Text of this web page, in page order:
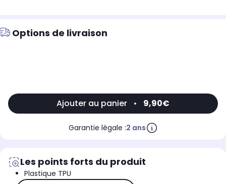
Options de livraison
Ajouter au panier • 9,90€
Garantie légale :2 ans
Les points forts du produit
Plastique TPU